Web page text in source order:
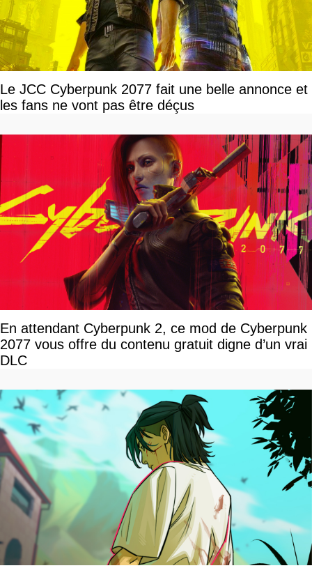
Le JCC Cyberpunk 2077 fait une belle annonce et
les fans ne vont pas être déçus
En attendant Cyberpunk 2, ce mod de Cyberpunk
2077 vous offre du contenu gratuit digne d’un vrai
DLC